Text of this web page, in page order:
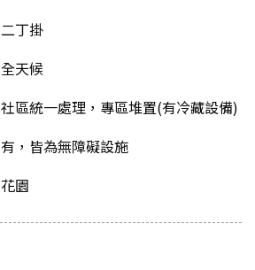
二丁掛
全天候
社區統一處理，專區堆置(有冷藏設備)
有，皆為無障礙設施
花園